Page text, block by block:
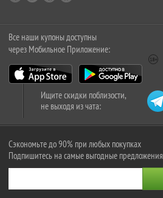
Все наши купоны доступны
через Мобильное Приложение:
Ищите скидки поблизости,
не выходя из чата:
Сэкономьте до 90% при любых покупках
Подпишитесь на самые выгодные предложения